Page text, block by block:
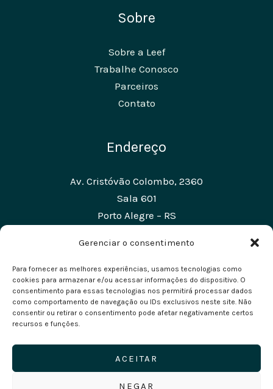
Gerenciar o consentimento
Para fornecer as melhores experiências, usamos tecnologias como
cookies para armazenar e/ou acessar informações do dispositivo. O
consentimento para essas tecnologias nos permitirá processar dados
como comportamento de navegação ou IDs exclusivos neste site. Não
consentir ou retirar o consentimento pode afetar negativamente certos
recursos e funções.
ACEITAR
NEGAR
Sobre
Sobre a Leef
Trabalhe Conosco
Parceiros
Contato
Endereço
Av. Cristóvão Colombo, 2360
Sala 601
Porto Alegre – RS
Copyright © 2026 Leef - Tecnologia em Negócios
Protheus, ADVPL, TOTVS são produtos e marca
registrada de propriedade da TOTVS S.A.
Leef é uma consultoria independente e não tem vínculo